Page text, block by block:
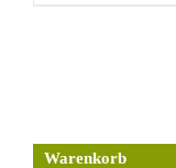
Warenkorb